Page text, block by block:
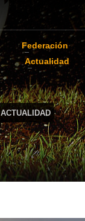
Federación
Actualidad
ACTUALIDAD